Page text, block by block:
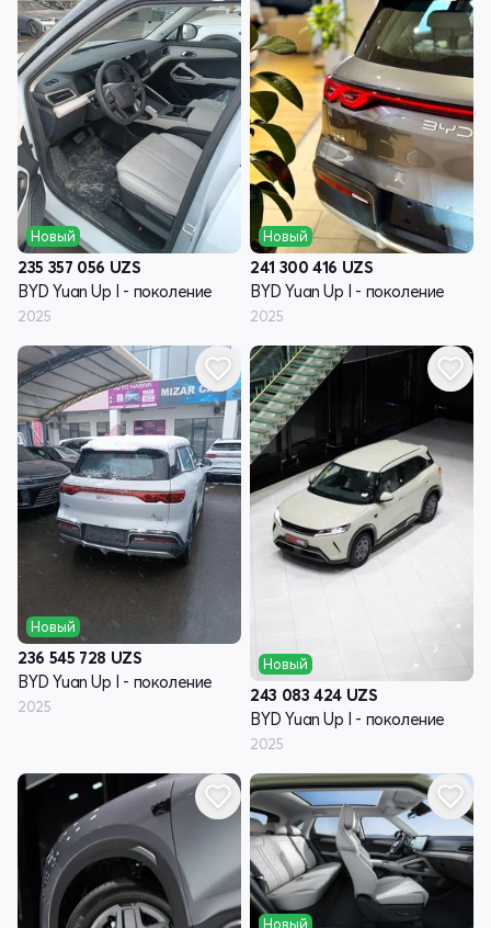
Новый
235 357 056 UZS
BYD Yuan Up I - поколение
2025
Новый
241 300 416 UZS
BYD Yuan Up I - поколение
2025
Новый
236 545 728 UZS
BYD Yuan Up I - поколение
2025
Новый
243 083 424 UZS
BYD Yuan Up I - поколение
2025
Новый